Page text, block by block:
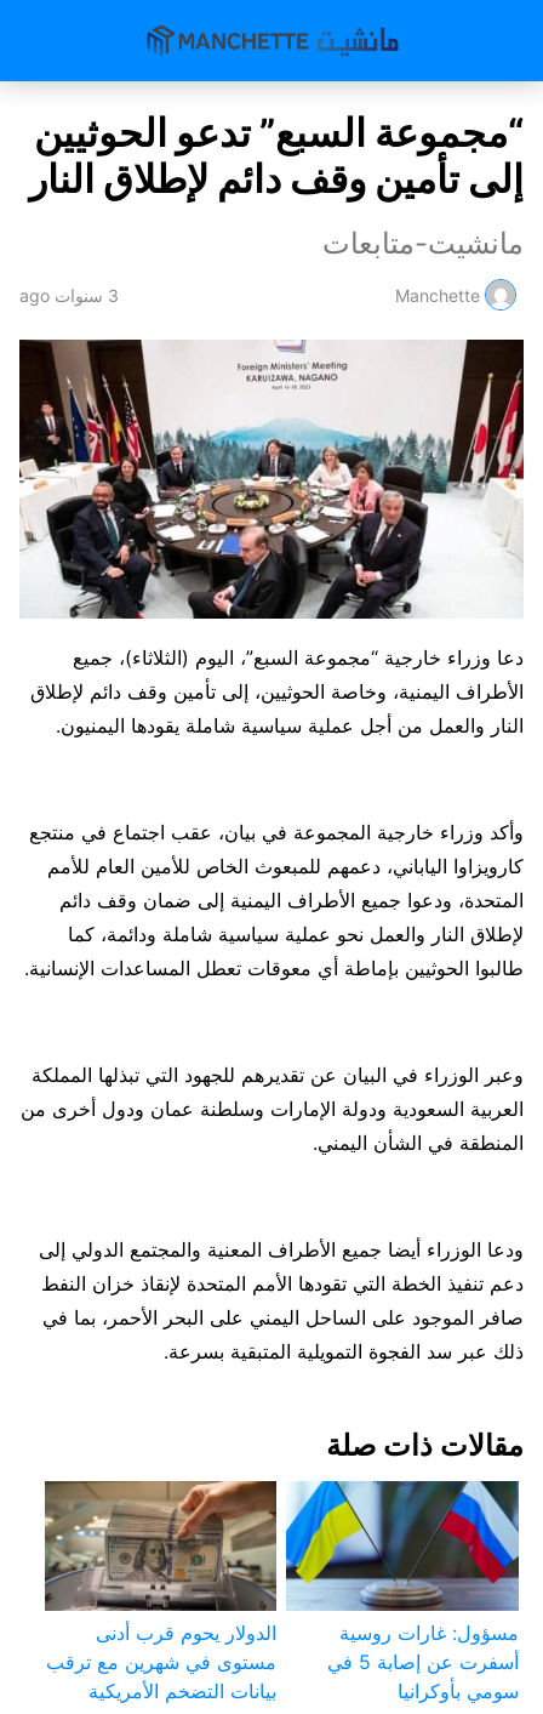
“مجموعة السبع” تدعو الحوثيين
إلى تأمين وقف دائم لإطلاق النار
مانشيت-متابعات
Manchette 3 سنوات ago
دعا وزراء خارجية “مجموعة السبع”، اليوم (الثلاثاء)، جميع
الأطراف اليمنية، وخاصة الحوثيين، إلى تأمين وقف دائم لإطلاق
النار والعمل من أجل عملية سياسية شاملة يقودها اليمنيون.
وأكد وزراء خارجية المجموعة في بيان، عقب اجتماع في منتجع
كارويزاوا الياباني، دعمهم للمبعوث الخاص للأمين العام للأمم
المتحدة، ودعوا جميع الأطراف اليمنية إلى ضمان وقف دائم
لإطلاق النار والعمل نحو عملية سياسية شاملة ودائمة، كما
طالبوا الحوثيين بإماطة أي معوقات تعطل المساعدات الإنسانية.
وعبر الوزراء في البيان عن تقديرهم للجهود التي تبذلها المملكة
العربية السعودية ودولة الإمارات وسلطنة عمان ودول أخرى من
المنطقة في الشأن اليمني.
ودعا الوزراء أيضا جميع الأطراف المعنية والمجتمع الدولي إلى
دعم تنفيذ الخطة التي تقودها الأمم المتحدة لإنقاذ خزان النفط
صافر الموجود على الساحل اليمني على البحر الأحمر، بما في
ذلك عبر سد الفجوة التمويلية المتبقية بسرعة.
مقالات ذات صلة
مسؤول: غارات روسية
أسفرت عن إصابة 5 في
سومي بأوكرانيا
الدولار يحوم قرب أدنى
مستوى في شهرين مع ترقب
بيانات التضخم الأمريكية